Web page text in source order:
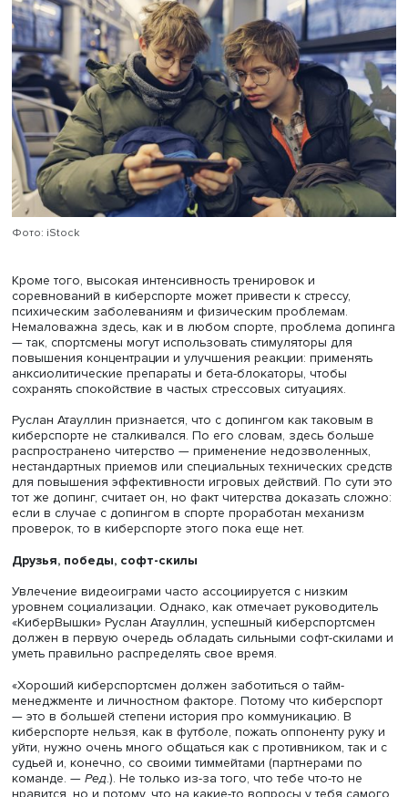
Роман Гуляев
Формат и жанр той или иной игры имеет большое
«Есть игры, где прогресс постоянно сохраняется, а есть
где, умирая, герой начинает игру сначала. Первая
будет мотивировать чувством прогресса, вторая —
адаптируемся к ним, здесь нет какого-то единого
— подчеркнул Роман Гуляев.
При этом существуют риски негативного влияния
и гейминга на психику игроков. Чрезмерное увлечение
видеоиграми может вызвать проблемы со сном,
дестабилизации настроения и даже снизить
работоспособность. Гейминг также увеличивает риск
изоляции, особенно для молодых людей, отмечается в
исследовании специализированного научного
Science Computer Review (SSCR). Геймеры, играющие
более склонны проявлять симптомы депрессии,
и интернет-зависимости по сравнению с игроками
уровня.
Существует мнение, что гейминг ведет к повышению
у игроков, однако, по мнению Романа Гуляева, любая
соревновательная активность связана с эмоциями, в
числе с агрессией. «В отличие от игры с живыми
спортивной или настольной, в компьютерных играх ты
взаимодействуешь только с монитором. На
предмете проще выместить свои эмоции», — отметил он.
С точки зрения потребления медиаконтента видеоигры
отличает необходимость преодоления трудностей. «Для
многих игра — это не просто развлечение, а
самосовершенствование и приобретение полезных
Поэтому гейминг становится сложнее совмещать с
формами досуга», — заключил эксперт.